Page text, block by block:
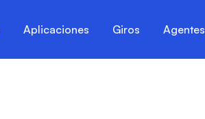
Aplicaciones Giros Agentes